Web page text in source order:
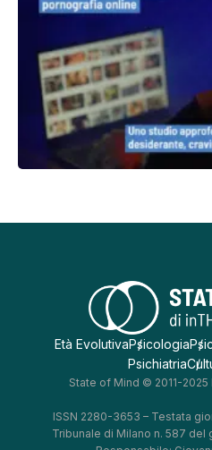
Età EvolutivaPsicologia
Psichiatria
State of Mind © 2011-
ISSN 2280-3653 – Testata
Tribunale di Milano n. 587 del